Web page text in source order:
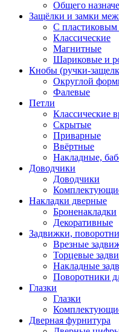
Общего
Защёлки и замки
С пластиковым
Классические
Магнитные
Шариковые и
Кнобы (ручки-
Округлой
Фалевые
Петли
Классические
Скрытые
Приварные
Ввёртные
Накладные,
Доводчики
Доводчики
Накладки дверные
Броненакладки
Декоративные
Задвижки,
Врезные
Торцевые
Накладные
Поворотники
Глазки
Глазки
Дверная фурнитура